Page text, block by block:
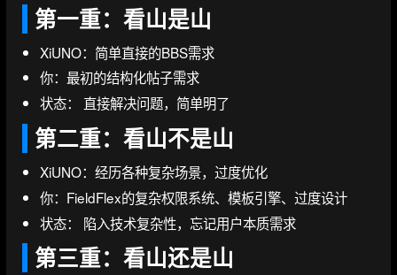
第一重：看山是山
XiUNO：简单直接的BBS需求
你：最初的结构化帖子需求
状态： 直接解决问题，简单明了
第二重：看山不是山
XiUNO：经历各种复杂场景，过度优化
你：FieldFlex的复杂权限系统、模板引擎、过度设计
状态： 陷入技术复杂性，忘记用户本质需求
第三重：看山还是山